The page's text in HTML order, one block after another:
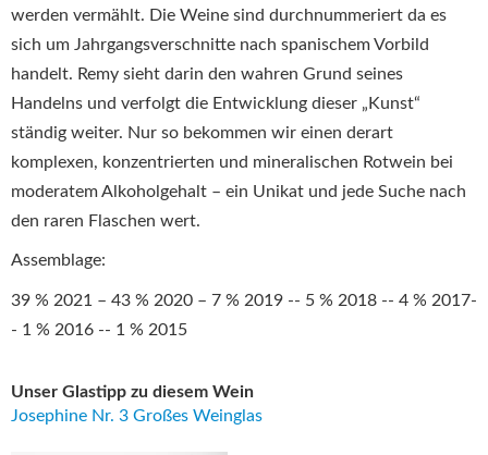
werden vermählt. Die Weine sind durchnummeriert da es
sich um Jahrgangsverschnitte nach spanischem Vorbild
handelt. Remy sieht darin den wahren Grund seines
Handelns und verfolgt die Entwicklung dieser „Kunst“
ständig weiter. Nur so bekommen wir einen derart
komplexen, konzentrierten und mineralischen Rotwein bei
moderatem Alkoholgehalt – ein Unikat und jede Suche nach
den raren Flaschen wert.
Assemblage:
39 % 2021 – 43 % 2020 – 7 % 2019 -- 5 % 2018 -- 4 % 2017-
- 1 % 2016 -- 1 % 2015
Unser Glastipp zu diesem Wein
Josephine Nr. 3 Großes Weinglas